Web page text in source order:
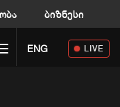
ბიზნესი
navigation
ENG LIVE